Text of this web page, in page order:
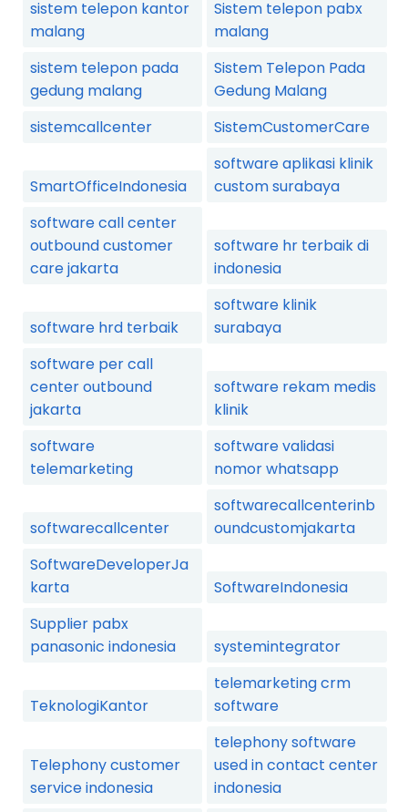
sistem telepon kantor
malang
Sistem telepon pabx
malang
sistem telepon pada
gedung malang
Sistem Telepon Pada
Gedung Malang
sistemcallcenter
SistemCustomerCare
SmartOfficeIndonesia
software aplikasi klinik
custom surabaya
software call center
outbound customer
care jakarta
software hr terbaik di
indonesia
software hrd terbaik
software klinik
surabaya
software per call
center outbound
jakarta
software rekam medis
klinik
software
telemarketing
software validasi
nomor whatsapp
softwarecallcenter
softwarecallcenterinb
oundcustomjakarta
SoftwareDeveloperJa
karta
SoftwareIndonesia
Supplier pabx
panasonic indonesia
systemintegrator
TeknologiKantor
telemarketing crm
software
Telephony customer
service indonesia
telephony software
used in contact center
indonesia